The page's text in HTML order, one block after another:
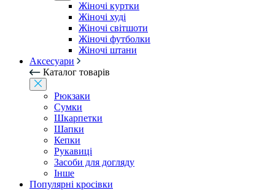
Жіночі куртки
Жіночі худі
Жіночі світшоти
Жіночі футболки
Жіночі штани
Аксесуари
Каталог товарів
Рюкзаки
Сумки
Шкарпетки
Шапки
Кепки
Рукавиці
Засоби для догляду
Інше
Популярні кросівки